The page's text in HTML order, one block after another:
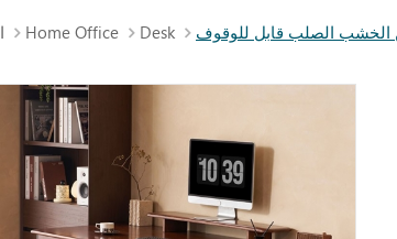
Home Office Desk